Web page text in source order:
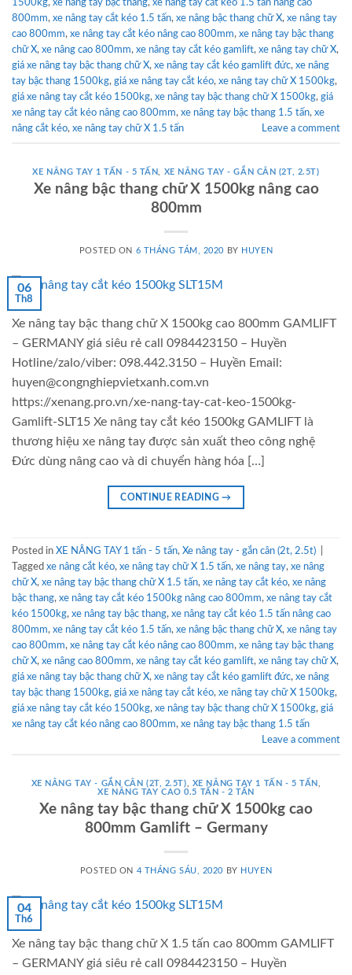
1500kg, xe nâng tay bậc thang, xe nâng tay cắt kéo 1.5 tấn nâng cao
800mm, xe nâng tay cắt kéo 1.5 tấn, xe nâng bậc thang chữ X, xe nâng tay
cao 800mm, xe nâng tay cắt kéo nâng cao 800mm, xe nâng tay bậc thang
chữ X, xe nâng cao 800mm, xe nâng tay cắt kéo gamlift, xe nâng tay chữ X,
giá xe nâng tay bậc thang chữ X, xe nâng tay cắt kéo gamlift đức, xe nâng
tay bậc thang 1500kg, giá xe nâng tay cắt kéo, xe nâng tay chữ X 1500kg,
giá xe nâng tay cắt kéo 1500kg, xe nâng tay bậc thang chữ X 1500kg, giá
xe nâng tay cắt kéo nâng cao 800mm, xe nâng tay bậc thang 1.5 tấn, xe
nâng cắt kéo, xe nâng tay chữ X 1.5 tấn Leave a comment
XE NÂNG TAY 1 TẤN - 5 TẤN XE NÂNG TAY - GẮN CÂN (2T, 2.5T)
Xe nâng bậc thang chữ X 1500kg nâng cao
800mm
POSTED ON 6 THÁNG TÁM, 2020 BY HUYEN
06
Th8
Xe nâng tay bậc thang chữ X 1500kg cao 800mm GAMLIFT
– GERMANY giá siêu rẻ call 0984423150 – Huyền
Hotline/zalo/viber: 098.442.3150 – Huyền Email:
huyen@congnghiepvietxanh.com.vn
https://xenang.pro.vn/xe-nang-tay-cat-keo-1500kg-
Gamlift-SLT15 Xe nâng tay cắt kéo 1500kg GAMLIFT là
thương hiệu xe nâng tay được sản xuất theo công nghệ
Đức dùng nâng cao và di chuyển hàng hóa […]
CONTINUE READING→
Posted in XE NÂNG TAY 1 tấn - 5 tấn, Xe nâng tay - gắn cân (2t, 2.5t)
Tagged xe nâng cắt kéo, xe nâng tay chữ X 1.5 tấn, xe nâng tay, xe nâng
chữ X, xe nâng tay bậc thang chữ X 1.5 tấn, xe nâng tay cắt kéo, xe nâng
bậc thang, xe nâng tay cắt kéo 1500kg nâng cao 800mm, xe nâng tay cắt
kéo 1500kg, xe nâng tay bậc thang, xe nâng tay cắt kéo 1.5 tấn nâng cao
800mm, xe nâng tay cắt kéo 1.5 tấn, xe nâng bậc thang chữ X, xe nâng tay
cao 800mm, xe nâng tay cắt kéo nâng cao 800mm, xe nâng tay bậc thang
chữ X, xe nâng cao 800mm, xe nâng tay cắt kéo gamlift, xe nâng tay chữ X,
giá xe nâng tay bậc thang chữ X, xe nâng tay cắt kéo gamlift đức, xe nâng
tay bậc thang 1500kg, giá xe nâng tay cắt kéo, xe nâng tay chữ X 1500kg,
giá xe nâng tay cắt kéo 1500kg, xe nâng tay bậc thang chữ X 1500kg, giá
xe nâng tay cắt kéo nâng cao 800mm, xe nâng tay bậc thang 1.5 tấn
Leave a comment
XE NÂNG TAY - GẮN CÂN (2T, 2.5T) XE NÂNG TAY 1 TẤN - 5 TẤN
XE NÂNG TAY CAO 0.5 TẤN - 2 TẤN
Xe nâng tay bậc thang chữ X 1500kg cao
800mm Gamlift – Germany
POSTED ON 4 THÁNG SÁU, 2020 BY HUYEN
04
Th6
Xe nâng tay bậc thang chữ X 1.5 tấn cao 800mm GAMLIFT
– GERMANY giá siêu rẻ call 0984423150 – Huyền